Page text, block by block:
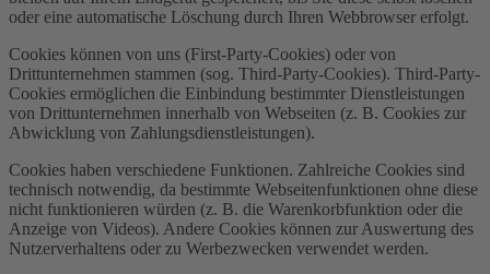
oder eine automatische Löschung durch Ihren Webbrowser erfolgt.
Cookies können von uns (First-Party-Cookies) oder von
Drittunternehmen stammen (sog. Third-Party-Cookies). Third-Party-
Cookies ermöglichen die Einbindung bestimmter Dienstleistungen
von Drittunternehmen innerhalb von Webseiten (z. B. Cookies zur
Abwicklung von Zahlungsdienstleistungen).
Cookies haben verschiedene Funktionen. Zahlreiche Cookies sind
technisch notwendig, da bestimmte Webseitenfunktionen ohne diese
nicht funktionieren würden (z. B. die Warenkorbfunktion oder die
Anzeige von Videos). Andere Cookies können zur Auswertung des
Nutzerverhaltens oder zu Werbezwecken verwendet werden.